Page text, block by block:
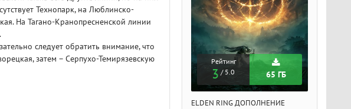
Технопарк, на Люблинско-
На Тагано-Кранопресненской линии
следует обратить внимание, что
затем – Серпухо-Темирязевскую
Рейтинг Рейтинг
3 / 5.0 65 ГБ
ELDEN RING ДОПОЛНЕНИЕ